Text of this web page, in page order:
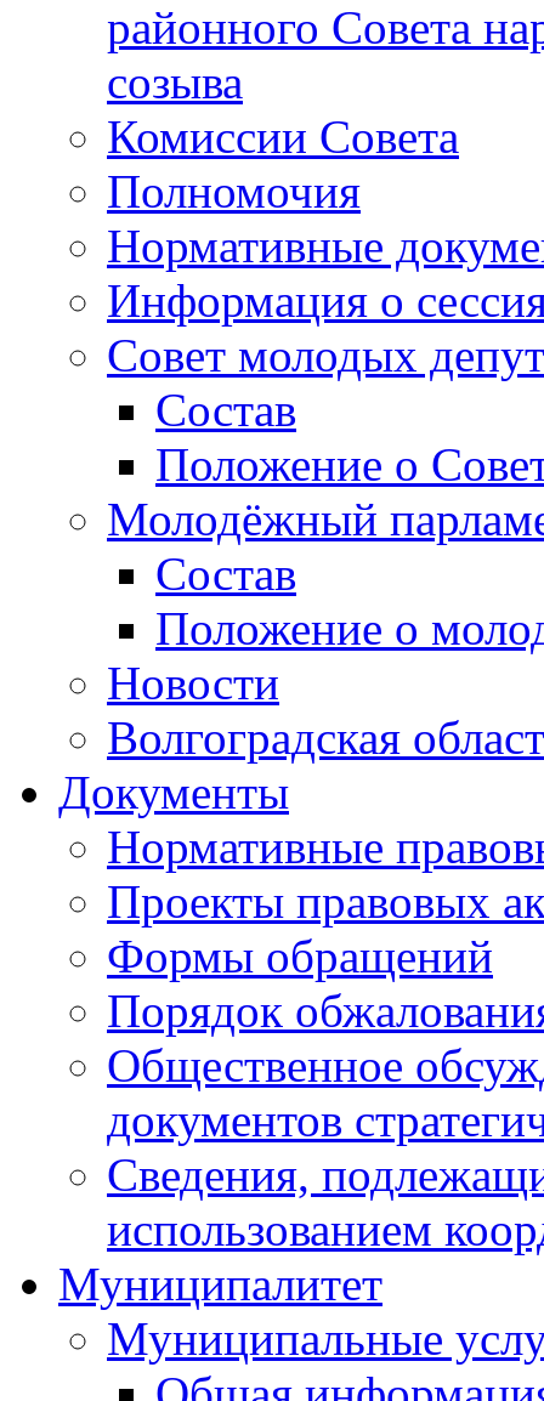
районного Совета
созыва
Комиссии Совета
Полномочия
Нормативные
Информация о
Совет молодых
Состав
Положение о
Молодёжный
Состав
Положение о
Новости
Волгоградская
Документы
Нормативные
Проекты правовых
Формы обращений
Порядок
Общественное
документов
Сведения,
использованием
Муниципалитет
Муниципальные